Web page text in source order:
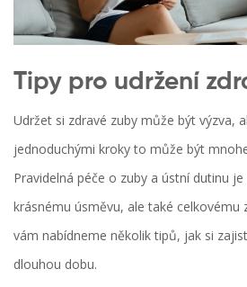
Tipy pro udržení
Udržet si zdravé zuby může být výzva,
jednoduchými kroky to může být
Pravidelná péče o zuby a ústní dutinu
krásnému úsměvu, ale také celkovému
vám nabídneme několik tipů, jak si
dlouhou dobu.